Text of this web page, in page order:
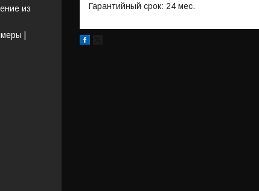
Гарантийный срок: 24 мес.
из
|